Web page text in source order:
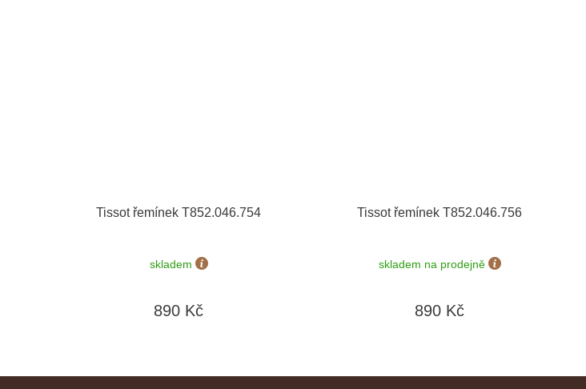
Tissot řemínek T852.046.754
skladem
890 Kč
Tissot řemínek T852.046.756
skladem na prodejně
890 Kč